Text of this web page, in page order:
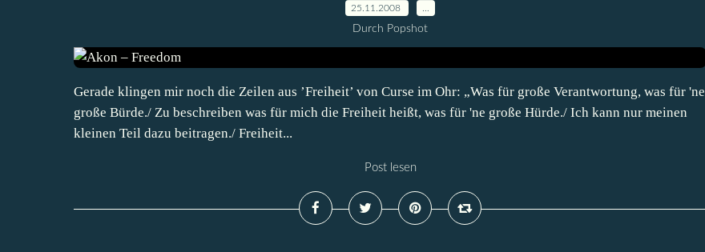
25.11.2008
Durch Popshot
Gerade klingen mir noch die Zeilen aus ’Freiheit’ von Curse im Ohr: „Was für große Verantwortung, was für 'ne
große Bürde./ Zu beschreiben was für mich die Freiheit heißt, was für 'ne große Hürde./ Ich kann nur meinen
kleinen Teil dazu beitragen./ Freiheit...
Post lesen